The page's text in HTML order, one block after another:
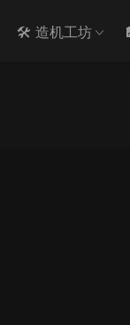
🛠️ 造机工坊